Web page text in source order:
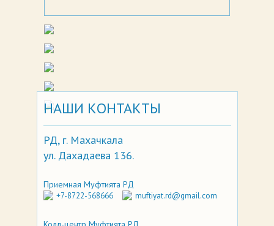
НАШИ КОНТАКТЫ
РД, г. Махачкала
ул. Дахадаева 136.
Приемная Муфтията РД
+7-8722-568666 muftiyat.rd@gmail.com